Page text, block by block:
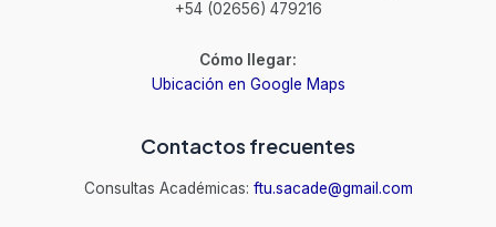
+54 (02656) 479216
Cómo llegar:
Ubicación en Google Maps
Contactos frecuentes
Consultas Académicas: ftu.sacade@gmail.com